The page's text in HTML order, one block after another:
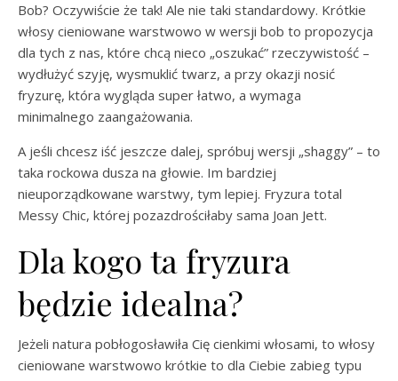
Bob? Oczywiście że tak! Ale nie taki standardowy. Krótkie
włosy cieniowane warstwowo w wersji bob to propozycja
dla tych z nas, które chcą nieco „oszukać” rzeczywistość –
wydłużyć szyję, wysmuklić twarz, a przy okazji nosić
fryzurę, która wygląda super łatwo, a wymaga
minimalnego zaangażowania.
A jeśli chcesz iść jeszcze dalej, spróbuj wersji „shaggy” – to
taka rockowa dusza na głowie. Im bardziej
nieuporządkowane warstwy, tym lepiej. Fryzura total
Messy Chic, której pozazdrościłaby sama Joan Jett.
Dla kogo ta fryzura
będzie idealna?
Jeżeli natura pobłogosławiła Cię cienkimi włosami, to włosy
cieniowane warstwowo krótkie to dla Ciebie zabieg typu